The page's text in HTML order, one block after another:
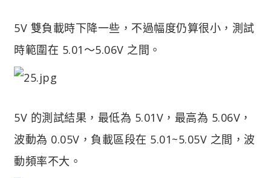
5V 雙負載時下降一些，不過幅度仍算很小，測試
時範圍在 5.01～5.06V 之間。
5V 的測試結果，最低為 5.01V，最高為 5.06V，
波動為 0.05V，負載區段在 5.01~5.05V 之間，波
動頻率不大。